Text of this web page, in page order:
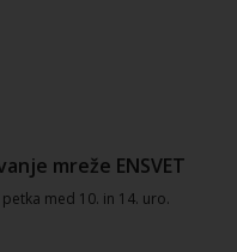
mreže ENSVET
med 10. in 14. uro.